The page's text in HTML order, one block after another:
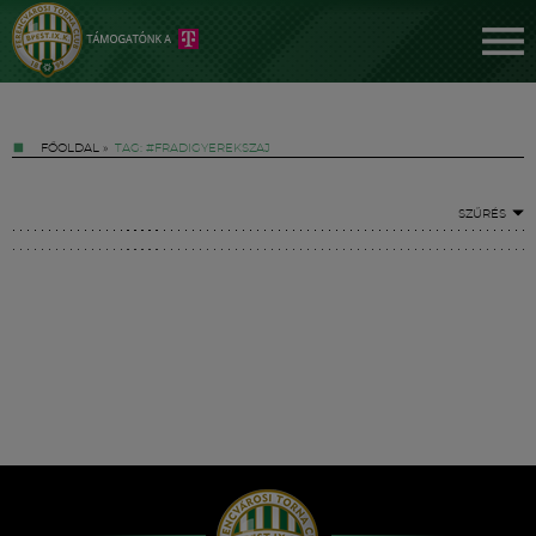
FŐOLDAL » TAG: #FRADIGYEREKSZAJ
SZŰRÉS
Hírek